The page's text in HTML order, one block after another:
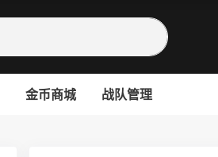
金币商城 战队管理